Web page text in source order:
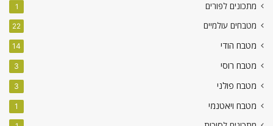
מתכונים לפורים 1
מטבחים עולמיים 22
מטבח הודי 14
מטבח רוסי 3
מטבח פולני 3
מטבח ויאטנמי 1